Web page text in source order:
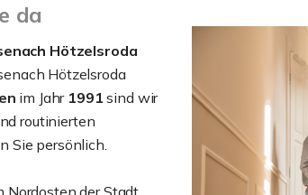
da
Hötzelsroda
Hötzelsroda
im Jahr 1991 sind wir
routinierten
Sie persönlich.
Nordosten der Stadt